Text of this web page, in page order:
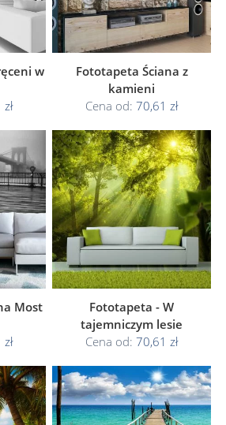
w
Fototapeta Ściana z
kamieni
Cena od: 70,61 zł
Most
Fototapeta - W
tajemniczym lesie
Cena od: 70,61 zł